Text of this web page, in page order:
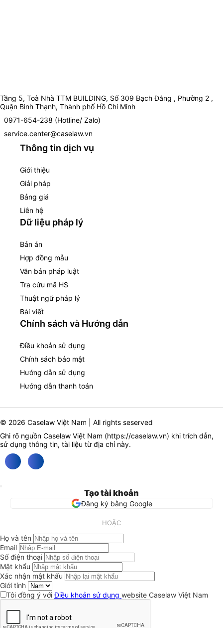
Tầng 5, Toà Nhà TTM BUILDING, Số 309 Bạch Đằng , Phường 2 ,
Quận Bình Thạnh, Thành phố Hồ Chí Minh
0971-654-238 (Hotline/ Zalo)
service.center@caselaw.vn
Thông tin dịch vụ
Giới thiệu
Giải pháp
Bảng giá
Liên hệ
Dữ liệu pháp lý
Bản án
Hợp đồng mẫu
Văn bản pháp luật
Tra cứu mã HS
Thuật ngữ pháp lý
Bài viết
Chính sách và Hướng dẫn
Điều khoản sử dụng
Chính sách bảo mật
Hướng dẫn sử dụng
Hướng dẫn thanh toán
© 2026 Caselaw Việt Nam | All rights seserved
Ghi rõ nguồn Caselaw Việt Nam (https://caselaw.vn) khi trích dẫn,
sử dụng thông tin, tài liệu từ địa chỉ này.
Tạo tài khoản
Đăng ký bằng Google
HOẶC
Họ và tên
Email
Số điện thoại
Mật khẩu
Xác nhận mật khẩu
Giới tính
Tôi đồng ý vớiĐiều khoản sử dụng website Caselaw Việt Nam